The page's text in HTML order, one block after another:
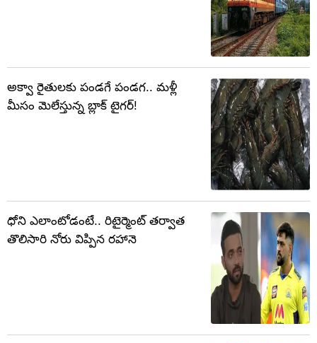
అక్వా రైతులకు పండగే పండగ.. మళ్లీ
మీసం మెలేస్తున్న బ్లాక్ టైగర్!
ధోని ఎలాంటోడంటే.. రిటైర్మెంట్ తర్వాత
తొలిసారి నోరు విప్పిన రహానె